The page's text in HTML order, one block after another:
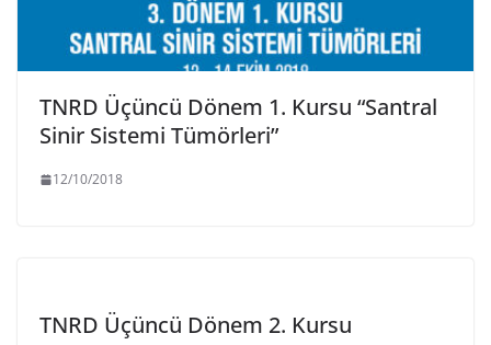
TNRD Üçüncü Dönem 1. Kursu “Santral
Sinir Sistemi Tümörleri”
12/10/2018
TNRD Üçüncü Dönem 2. Kursu